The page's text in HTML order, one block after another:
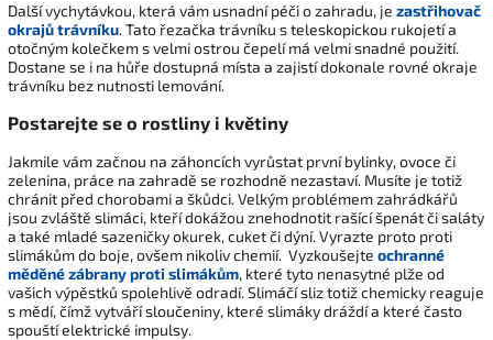
Další vychytávkou, která vám usnadní péči o zahradu, je zastřihovač
okrajů trávníku. Tato řezačka trávníku s teleskopickou rukojetí a
otočným kolečkem s velmi ostrou čepelí má velmi snadné použití.
Dostane se i na hůře dostupná místa a zajistí dokonale rovné okraje
trávníku bez nutnosti lemování.
Postarejte se o rostliny i květiny
Jakmile vám začnou na záhoncích vyrůstat první bylinky, ovoce či
zelenina, práce na zahradě se rozhodně nezastaví. Musíte je totiž
chránit před chorobami a škůdci. Velkým problémem zahrádkářů
jsou zvláště slimáci, kteří dokážou znehodnotit rašící špenát či saláty
a také mladé sazeničky okurek, cuket či dýní. Vyrazte proto proti
slimákům do boje, ovšem nikoliv chemií. Vyzkoušejte ochranné
měděné zábrany proti slimákům, které tyto nenasytné plže od
vašich výpěstků spolehlivě odradí. Slimáčí sliz totiž chemicky reaguje
s mědí, čímž vytváří sloučeniny, které slimáky dráždí a které často
spouští elektrické impulsy.